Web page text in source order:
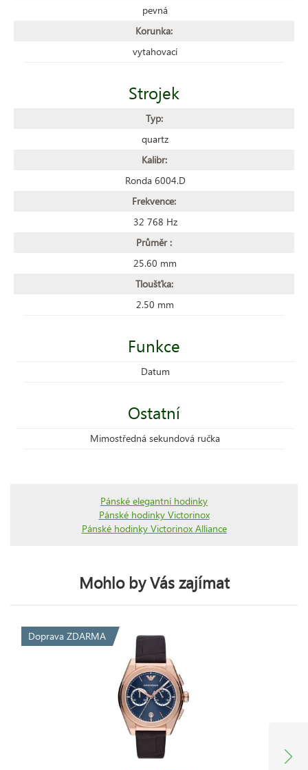
pevná
Korunka:
vytahovací
Strojek
Typ:
quartz
Kalibr:
Ronda 6004.D
Frekvence:
32 768 Hz
Průměr :
25.60 mm
Tloušťka:
2.50 mm
Funkce
Datum
Ostatní
Mimostředná sekundová ručka
Pánské elegantní hodinky
Pánské hodinky Victorinox
Pánské hodinky Victorinox Alliance
Mohlo by Vás zajímat
Doprava ZDARMA